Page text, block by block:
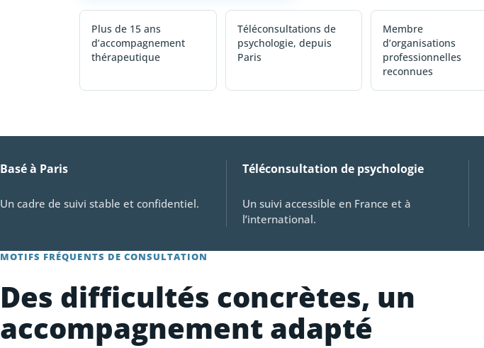
Plus de 15 ans
d’accompagnement
thérapeutique
Téléconsultations de
psychologie, depuis
Paris
Membre
d’organisations
professionnelles
reconnues
Basé à Paris
Un cadre de suivi stable et confidentiel.
Téléconsultation de psychologie
Un suivi accessible en France et à
l’international.
MOTIFS FRÉQUENTS DE CONSULTATION
Des difficultés concrètes, un
accompagnement adapté